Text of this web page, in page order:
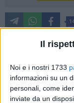
Il
Noi e i nostri 1733
informazioni su un
personali, come
inviate da un
Si sono conclusi i
di Barletta, e a
patronale è stata
gratuito in piazza